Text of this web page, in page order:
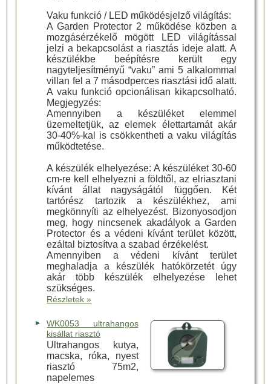
Vaku funkció / LED működésjelző világítás:
A Garden Protector 2 működése közben a
mozgásérzékelő mögött LED világítással
jelzi a bekapcsolást a riasztás ideje alatt. A
készülékbe beépítésre került egy
nagyteljesítményű “vaku” ami 5 alkalommal
villan fel a 7 másodperces riasztási idő alatt.
A vaku funkció opcionálisan kikapcsolható.
Megjegyzés:
Amennyiben a készüléket elemmel
üzemeltetjük, az elemek élettartamát akár
30-40%-kal is csökkentheti a vaku világítás
működtetése.
A készülék elhelyezése: A készüléket 30-60
cm-re kell elhelyezni a földtől, az elriasztani
kívánt állat nagyságától függően. Két
tartórész tartozik a készülékhez, ami
megkönnyíti az elhelyezést. Bizonyosodjon
meg, hogy nincsenek akadályok a Garden
Protector és a védeni kívánt terület között,
ezáltal biztosítva a szabad érzékelést.
Amennyiben a védeni kívánt terület
meghaladja a készülék hatókörzetét úgy
akár több készülék elhelyezése lehet
szükséges.
Részletek »
WK0053 ultrahangos
kisállat riasztó
Ultrahangos kutya,
macska, róka, nyest
riasztó 75m2,
napelemes